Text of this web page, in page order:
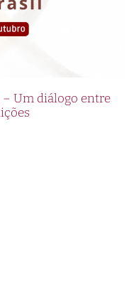
Um diálogo entre